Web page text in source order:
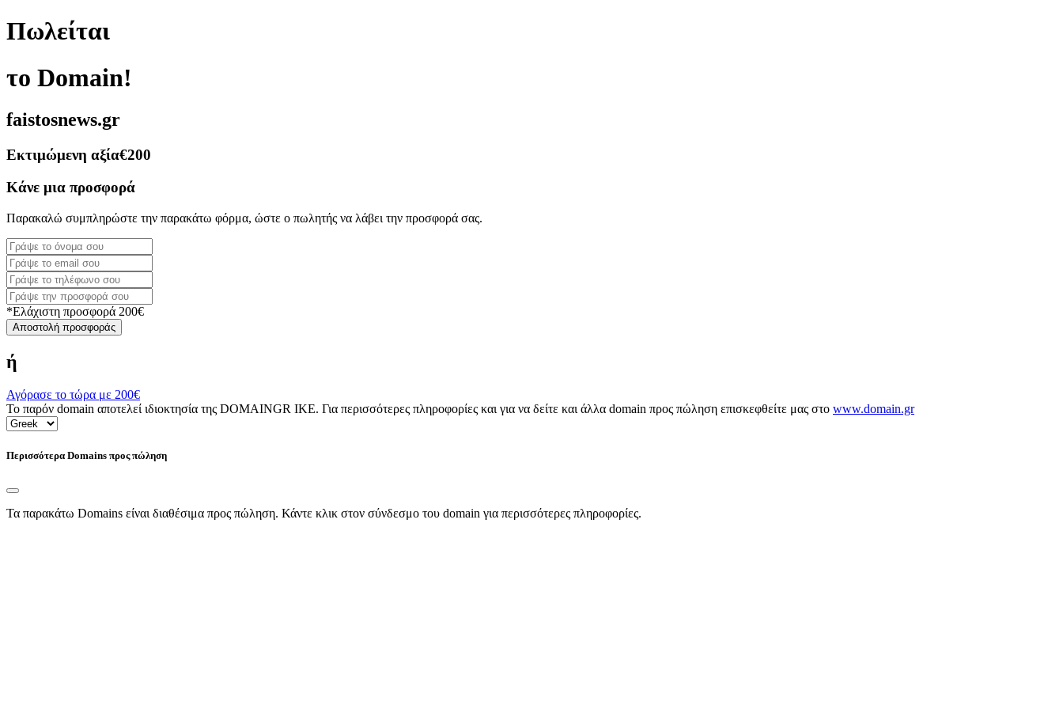
Πωλείται
το Domain!
faistosnews.gr
Εκτιμώμενη αξία€200
Κάνε μια προσφορά
Παρακαλώ συμπληρώστε την παρακάτω φόρμα, ώστε ο πωλητής να λάβει την προσφορά σας.
*Ελάχιστη προσφορά 200€
Αποστολή προσφοράς
ή
Αγόρασε το τώρα με 200€
Το παρόν domain αποτελεί ιδιοκτησία της DOMAINGR ΙΚΕ. Για περισσότερες πληροφορίες και για να δείτε και άλλα domain προς πώληση επισκεφθείτε μας στο www.domain.gr
Περισσότερα Domains προς πώληση
Τα παρακάτω Domains είναι διαθέσιμα προς πώληση. Κάντε κλικ στον σύνδεσμο του domain για περισσότερες πληροφορίες.